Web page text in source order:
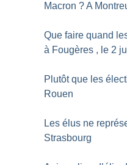
Macron ? A
Que faire quand
à Fougères , le 2
Plutôt que les
Rouen
Les élus ne
Strasbourg